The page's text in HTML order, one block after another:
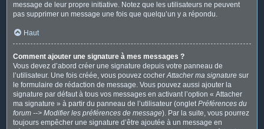
message de leur propre initiative. Notez que les utilisateurs ne peuvent
pas supprimer un message une fois que quelqu’un y a répondu.
Haut
Comment ajouter une signature à mes messages ?
Vous devez d’abord créer une signature depuis votre panneau de
l’utilisateur. Une fois créée, vous pouvez cocherAttacher ma signature sur
le formulaire de rédaction de message. Vous pouvez aussi ajouter la
signature par défaut à tous vos messages en activant l’option « Attacher
ma signature » à partir du panneau de l’utilisateur (ongletPréférences du
forum --> Modifier les préférences de message). Par la suite, vous pourrez
toujours empêcher une signature d’être ajoutée à un message en